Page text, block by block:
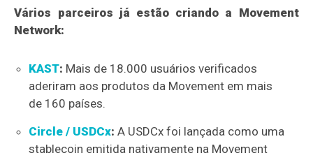
Vários parceiros já estão criando a Movement
Network:
KAST: Mais de 18.000 usuários verificados
aderiram aos produtos da Movement em mais
de 160 países.
Circle / USDCx: A USDCx foi lançada como uma
stablecoin emitida nativamente na Movement